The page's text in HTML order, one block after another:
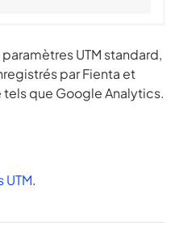
UTM standard,
par Fienta et
tels que Google Analytics.
UTM.